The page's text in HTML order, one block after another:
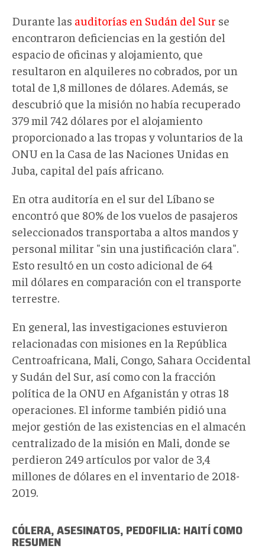
Durante las auditorías en Sudán del Sur se
encontraron deficiencias en la gestión del
espacio de oficinas y alojamiento, que
resultaron en alquileres no cobrados, por un
total de 1,8 millones de dólares. Además, se
descubrió que la misión no había recuperado
379 mil 742 dólares por el alojamiento
proporcionado a las tropas y voluntarios de la
ONU en la Casa de las Naciones Unidas en
Juba, capital del país africano.
En otra auditoría en el sur del Líbano se
encontró que 80% de los vuelos de pasajeros
seleccionados transportaba a altos mandos y
personal militar "sin una justificación clara".
Esto resultó en un costo adicional de 64
mil dólares en comparación con el transporte
terrestre.
En general, las investigaciones estuvieron
relacionadas con misiones en la República
Centroafricana, Mali, Congo, Sahara Occidental
y Sudán del Sur, así como con la fracción
política de la ONU en Afganistán y otras 18
operaciones. El informe también pidió una
mejor gestión de las existencias en el almacén
centralizado de la misión en Mali, donde se
perdieron 249 artículos por valor de 3,4
millones de dólares en el inventario de 2018-
2019.
CÓLERA, ASESINATOS, PEDOFILIA: HAITÍ COMO
RESUMEN